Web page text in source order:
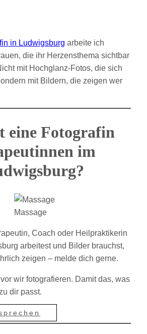
in Ludwigsburg arbeite ich
die ihr Herzensthema sichtbar
mit Hochglanz-Fotos, die sich
mit Bildern, die zeigen wer
eine Fotografin
im
Massage
Coach oder Heilpraktikerin
arbeitest und Bilder brauchst,
zeigen – melde dich gerne.
wir fotografieren. Damit das, was
dir passt.